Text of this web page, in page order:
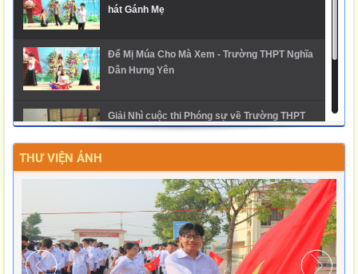
hát Gánh Mẹ
Để Mị Múa Cho Mà Xem - Trường THPT Nghĩa
Dân Hưng Yên
Giải Nhì cuộc thi Phóng sự về Trường THPT
Nghĩa Dân
Ngày hội trải nghiệm STEM 2025 - THPT Nghĩa
THƯ VIỆN ẢNH